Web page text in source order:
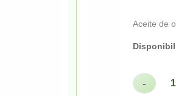
Aceite de
-